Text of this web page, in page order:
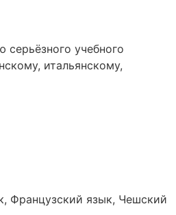
учебного
итальянскому,
Французский язык, Чешский